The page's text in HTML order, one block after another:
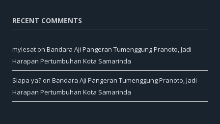
RECENT COMMENTS
mylesat on Bandara Aji Pangeran Tumenggung Pranoto, Jadi
Harapan Pertumbuhan Kota Samarinda
Siapa ya? on Bandara Aji Pangeran Tumenggung Pranoto, Jadi
Harapan Pertumbuhan Kota Samarinda